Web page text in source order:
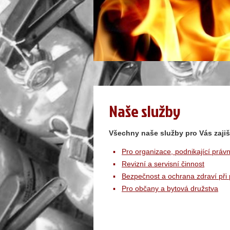
Naše služby
Všechny naše služby pro Vás
Pro organizace, podnikající
Revizní a servisní činnost
Bezpečnost a ochrana zdraví při
Pro občany a bytová družstva